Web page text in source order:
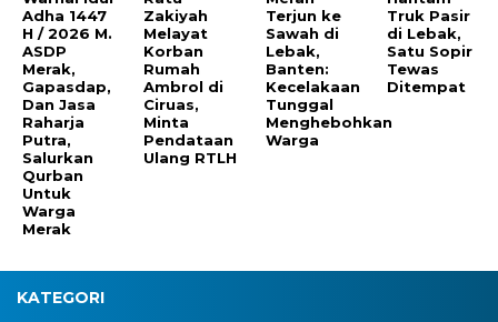
Adha 1447
H / 2026 M.
ASDP
Merak,
Gapasdap,
Dan Jasa
Raharja
Putra,
Salurkan
Qurban
Untuk
Warga
Merak
Zakiyah
Melayat
Korban
Rumah
Ambrol di
Ciruas,
Minta
Pendataan
Ulang RTLH
Terjun ke
Sawah di
Lebak,
Banten:
Kecelakaan
Tunggal
Menghebohkan
Warga
Truk Pasir
di Lebak,
Satu Sopir
Tewas
Ditempat
KATEGORI